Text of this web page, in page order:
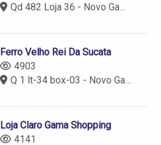
Qd 482 Loja 36 - Novo Gama - GO
Ferro Velho Rei Da Sucata
4903
Q 1 lt-34 box-03 - Novo Gama, GO
Loja Claro Gama Shopping
4141